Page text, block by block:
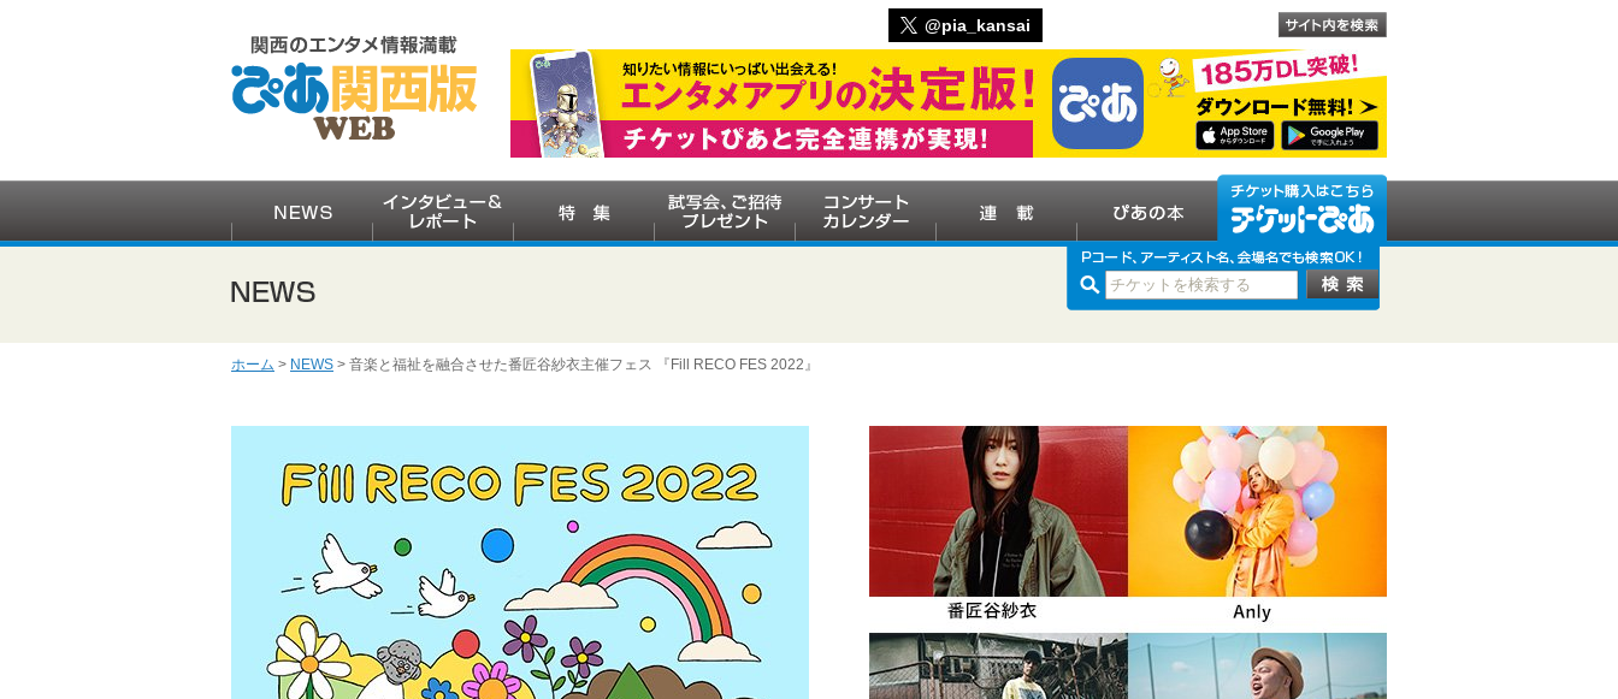
@pia_kansai
ホーム > NEWS > 音楽と福祉を融合させた番匠谷紗衣主催フェス 『Fill RECO FES 2022』